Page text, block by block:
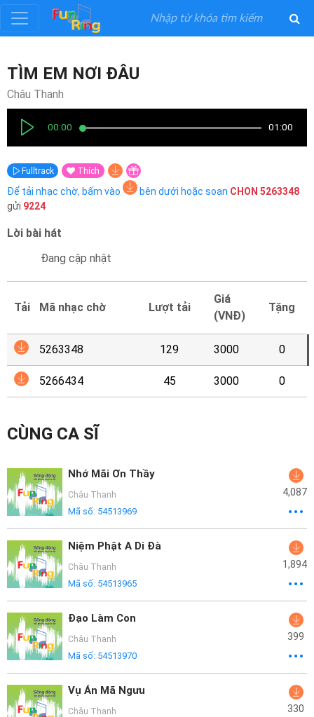
Đăng
ký
nhập
Thể
Loại
Nghệ
Mại
Hướng
Dẫn
Doanh
TÌM EM NƠI ĐÂU
Châu Thanh
00:00 01:00
Fulltrack Thích
Để tải nhạc chờ, bấm vào bên dưới hoặc soạn CHON 5263348
gửi 9224
Lời bài hát
Đang cập nhật
Tải Mã nhạc chờ Lượt tải
Giá
(VNĐ)
Tặng
5263348 129 3000 0
5266434 45 3000 0
CÙNG CA SĨ
Nhớ Mãi Ơn Thầy
Châu Thanh
Mã số: 54513969
4,087
Niệm Phật A Di Đà
Châu Thanh
Mã số: 54513965
1,894
Đạo Làm Con
Châu Thanh
Mã số: 54513970
399
Vụ Án Mã Ngưu
Châu Thanh 330